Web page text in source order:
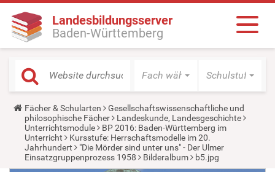
Landesbildungsserver
Baden-Württemberg
Fach wählen Schulstufe
Y
o
u
a
r
e
h
Fächer & Schularten
Gesellschaftswissenschaftliche und
philosophische Fächer
Landeskunde, Landesgeschichte
Unterrichtsmodule
BP 2016: Baden-Württemberg im
Unterricht
Kursstufe: Herrschaftsmodelle im 20.
Jahrhundert
"Die Mörder sind unter uns" - Der Ulmer
Einsatzgruppenprozess 1958
Bilderalbum b5.jpg